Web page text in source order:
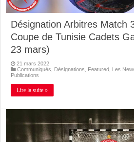
Désignation Arbitres Match
Coupe de Tunisie Cadets
23 mars)
21 mars 2022
Communiqués
Désignations Featured Les
Publications
Lire la suite »